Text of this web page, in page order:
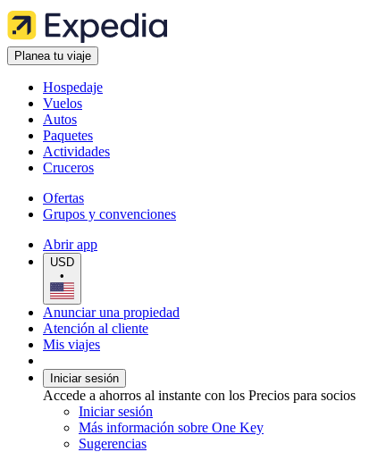
Planea tu viaje
Hospedaje
Vuelos
Autos
Paquetes
Actividades
Cruceros
Ofertas
Grupos y convenciones
Abrir app
USD
•
Anunciar una propiedad
Atención al cliente
Mis viajes
Iniciar sesión
Accede a ahorros al instante con los Precios para socios
Iniciar sesión
Más información sobre One Key
Sugerencias